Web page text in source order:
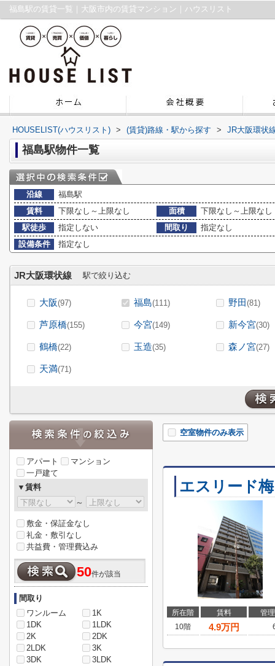
福島駅の賃貸一覧｜大阪市内の賃貸マンション｜ハウスリスト
HOUSELIST(ハウスリスト) > (賃貸)路線・駅から探す > JR大阪環状
福島駅物件一覧
沿線
福島駅
賃料
下限なし～上限なし 面積
下限なし～上限なし
駅徒歩
指定しない 間取り
指定なし
設備条件
指定なし
JR大阪環状線 駅で絞り込む
大阪(97) 福島(111) 野田(81)
芦原橋(155) 今宮(149) 新今宮(30)
鶴橋(22) 玉造(35) 森ノ宮(27)
天満(71)
空室物件のみ表示
エスリード
所在階 賃料
管
10階
4.9万円
アパート
マンション
一戸建て
▼賃料
～
敷金・保証金なし
礼金・敷引なし
共益費・管理費込み
50件が該当
間取り
ワンルーム
1K
1DK
1LDK
2K
2DK
2LDK
3K
3DK
3LDK